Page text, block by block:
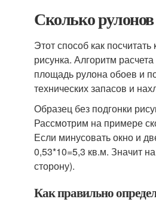
Сколько
Этот способ как
рисунка. Алгоритм
площадь рулона обоев и
технических запасов и
Образец без подгонки
Рассмотрим на примере
Если минусовать окно и
0,53*10=5,3 кв.м. Значит
сторону).
Как правильно